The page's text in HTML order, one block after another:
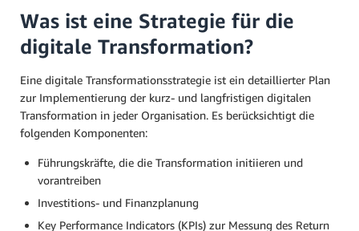
Was ist eine Strategie für die
digitale Transformation?
Eine digitale Transformationsstrategie ist ein detaillierter Plan
zur Implementierung der kurz- und langfristigen digitalen
Transformation in jeder Organisation. Es berücksichtigt die
folgenden Komponenten:
Führungskräfte, die die Transformation initiieren und
vorantreiben
Investitions- und Finanzplanung
Key Performance Indicators (KPIs) zur Messung des Return